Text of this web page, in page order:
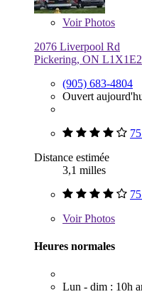
VoirPhotos
2076 Liverpool Rd
Pickering, ON L1X1E2
(905) 683-4804
Ouvert
Distance estimée
3,1 milles
VoirPhotos
Heures normales
Lun - dim : 10h